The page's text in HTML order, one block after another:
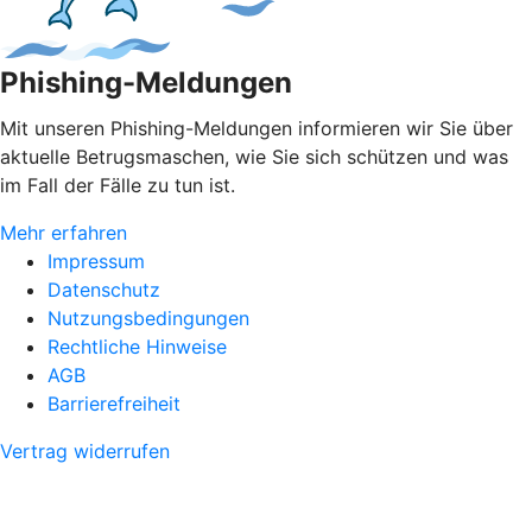
Phishing-Meldungen
Mit unseren Phishing-Meldungen informieren wir Sie über
aktuelle Betrugsmaschen, wie Sie sich schützen und was
im Fall der Fälle zu tun ist.
Mehr erfahren
Impressum
Datenschutz
Nutzungsbedingungen
Rechtliche Hinweise
AGB
Barrierefreiheit
Vertrag widerrufen